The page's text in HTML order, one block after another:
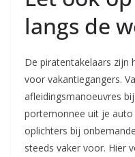
langs de
De piratentakelaars zijn
voor vakantiegangers.
afleidingsmanoeuvres
portemonnee uit je
oplichters bij
steeds vaker voor. Hier